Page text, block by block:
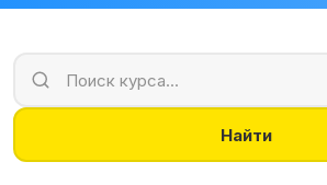
Найти